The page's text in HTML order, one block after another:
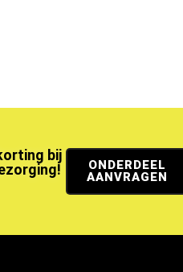
bij
ONDERDEEL
AANVRAGEN